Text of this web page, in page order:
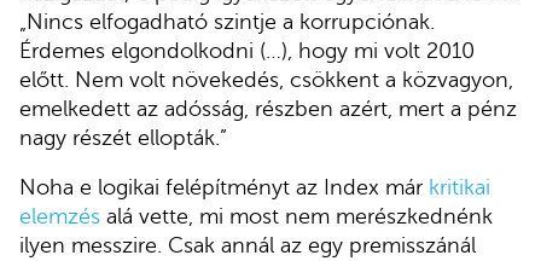
Nincs elfogadható szintje a korrupciónak.
Érdemes elgondolkodni (…), hogy mi volt 2010
előtt. Nem volt növekedés, csökkent a közvagyon,
emelkedett az adósság, részben azért, mert a pénz
nagy részét ellopták.”
Noha e logikai felépítményt az Index már kritikai
elemzés alá vette, mi most nem merészkednénk
ilyen messzire. Csak annál az egy premisszánál